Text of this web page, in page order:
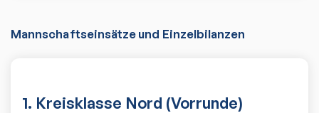
Mannschaftseinsätze und Einzelbilanzen
1. Kreisklasse Nord (Vorrunde)